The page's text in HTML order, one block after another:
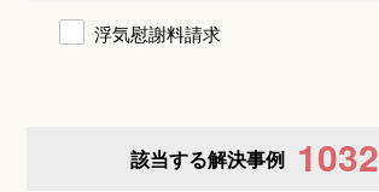
浮気慰謝料請求
該当する解決事例 1032